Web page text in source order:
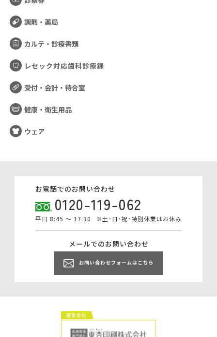
調剤・薬局
カルテ・診療書類
レセック対応歯科診療録
受付・会計・待合室
健康・衛生用品
ウェア
お電話でのお問い合わせ
0120-119-062
平日 8:45 ～ 17:30 ※土･日･祝･特別休業はお休み
メールでのお問い合わせ
お問い合わせフォームはこちら